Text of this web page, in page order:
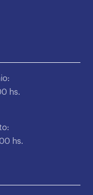
hs.
hs.